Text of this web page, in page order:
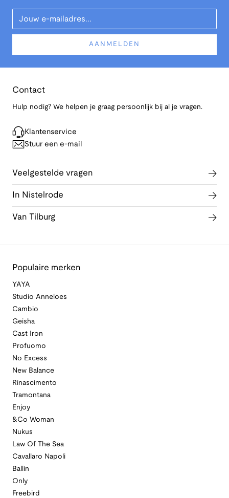
Your Email
AANMELDEN
Contact
Hulp nodig? We helpen je graag persoonlijk bij al je vragen.
Klantenservice
Stuur een e-mail
Veelgestelde vragen
In Nistelrode
Van Tilburg
Populaire merken
YAYA
Studio Anneloes
Cambio
Geisha
Cast Iron
Profuomo
No Excess
New Balance
Rinascimento
Tramontana
Enjoy
&Co Woman
Nukus
Law Of The Sea
Cavallaro Napoli
Ballin
Only
Freebird